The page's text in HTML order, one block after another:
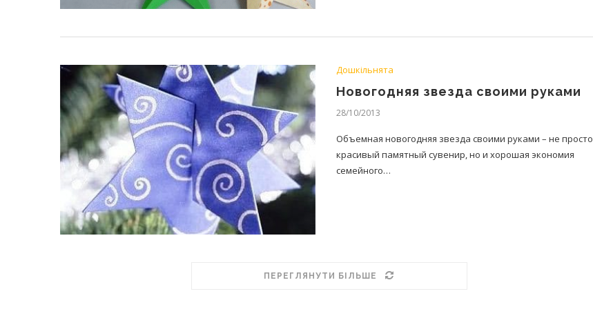
Дошкільнята
Новогодняя звезда своими руками
28/10/2013
Объемная новогодняя звезда своими руками – не просто
красивый памятный сувенир, но и хорошая экономия
семейного…
ПЕРЕГЛЯНУТИ БІЛЬШЕ